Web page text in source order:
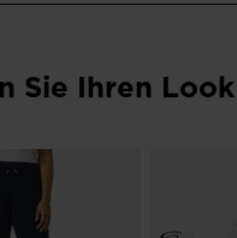
von giftigen Chemikalien auf
Sie Ihren